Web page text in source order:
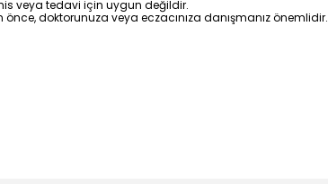
veya tedavi için uygun değildir.
doktorunuza veya eczacınıza danışmanız önemlidir.